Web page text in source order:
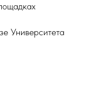
Университета